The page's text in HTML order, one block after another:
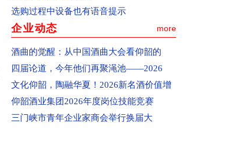
度搜索上登陆河南消费网，点击进入公开
和解频道或网站首页右上角的“我要投
(4)仔细阅读“投诉必读”。
(5)填写投诉信息。个人资料、被投诉对象
资料、详细投诉内容及投诉请求等，请完
整填写(如确实无法填写的内容，可用任意
字母代替)。内容必须客观真实，不得捏造
选购过程中设备也有语音提示
企业动态 more
酒曲的觉醒：从中国酒曲大会看仰韶的
四届论道，今年他们再聚渑池——2026
文化仰韶，陶融华夏！2026新名酒价值增
仰韶酒业集团2026年度岗位技能竞赛
三门峡市青年企业家商会举行换届大